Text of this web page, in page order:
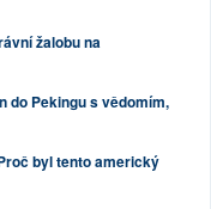
žalobu na
do Pekingu s vědomím,
byl tento americký